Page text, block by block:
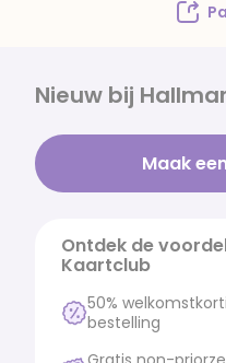
Nieuw bij
Maak
Ontdek de
Kaartclub
50%
bestelling